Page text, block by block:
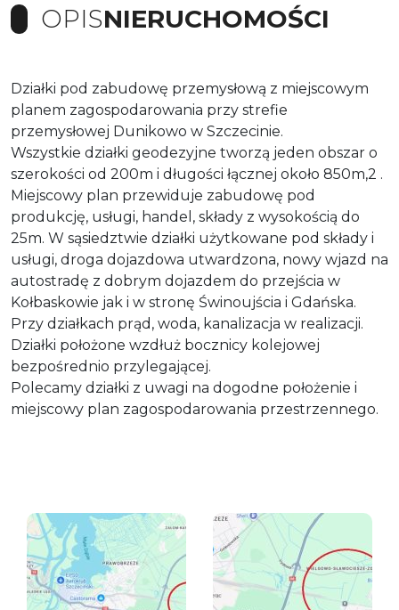
OPISNIERUCHOMOŚCI
Działki pod zabudowę przemysłową z miejscowym
planem zagospodarowania przy strefie
przemysłowej Dunikowo w Szczecinie.
Wszystkie działki geodezyjne tworzą jeden obszar o
szerokości od 200m i długości łącznej około 850m,2 .
Miejscowy plan przewiduje zabudowę pod
produkcję, usługi, handel, składy z wysokością do
25m. W sąsiedztwie działki użytkowane pod składy i
usługi, droga dojazdowa utwardzona, nowy wjazd na
autostradę z dobrym dojazdem do przejścia w
Kołbaskowie jak i w stronę Świnoujścia i Gdańska.
Przy działkach prąd, woda, kanalizacja w realizacji.
Działki położone wzdłuż bocznicy kolejowej
bezpośrednio przylegającej.
Polecamy działki z uwagi na dogodne położenie i
miejscowy plan zagospodarowania przestrzennego.